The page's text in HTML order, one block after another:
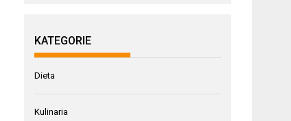
KATEGORIE
Dieta
Kulinaria